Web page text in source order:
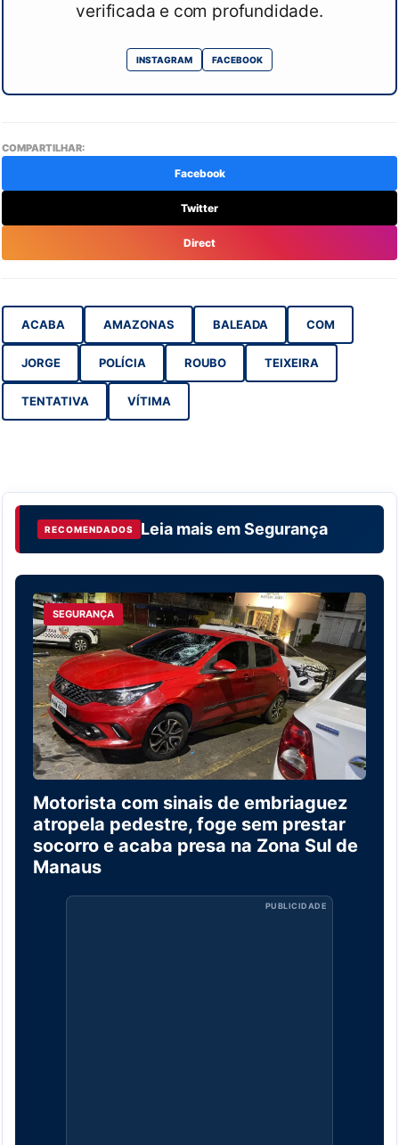
verificada e com profundidade.
INSTAGRAM FACEBOOK
COMPARTILHAR:
Facebook
Twitter
Direct
ACABA AMAZONAS BALEADA COM
JORGE POLÍCIA ROUBO TEIXEIRA
TENTATIVA VÍTIMA
RECOMENDADOS Leia mais emSegurança
SEGURANÇA
Motorista com sinais de embriaguez
atropela pedestre, foge sem prestar
socorro e acaba presa na Zona Sul de
Manaus
PUBLICIDADE